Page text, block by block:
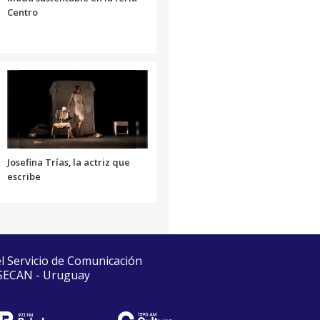
Centro
Josefina Trías, la actriz que
escribe
de Comunicación
- Uruguay